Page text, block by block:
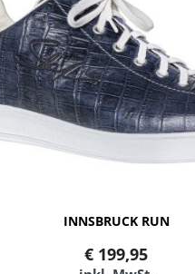
INNSBRUCK RUN
€ 199,95